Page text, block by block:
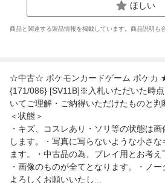
ほしい
商品と関連する製品情報を掲載しています。商品説明も
☆中古☆ ポケモンカードゲーム ポケカ
{171/086} [SV11B]※入札いただいた時
いてご理解・ご納得いただけたものと判
＜状態＞
・キズ、コスレあり・ソリ等の状態は
します。・写真に写らないような小さ
ます。・中古品の為、プレイ用とお考え
・画像のものが全てとなります。・ノ
よろしくお願いいたし...